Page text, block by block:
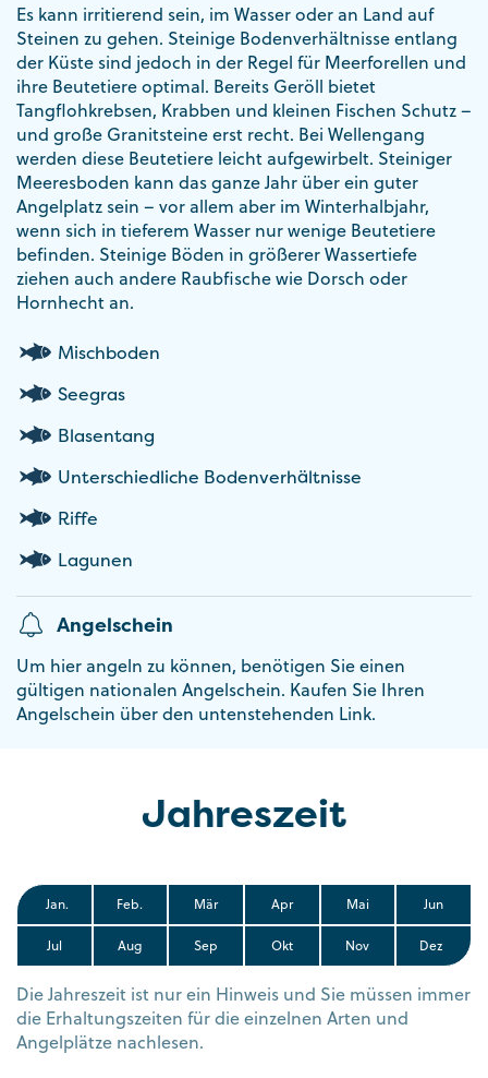
Es kann irritierend sein, im Wasser oder an Land auf
Steinen zu gehen. Steinige Bodenverhältnisse entlang
der Küste sind jedoch in der Regel für Meerforellen und
ihre Beutetiere optimal. Bereits Geröll bietet
Tangflohkrebsen, Krabben und kleinen Fischen Schutz –
und große Granitsteine erst recht. Bei Wellengang
werden diese Beutetiere leicht aufgewirbelt. Steiniger
Meeresboden kann das ganze Jahr über ein guter
Angelplatz sein – vor allem aber im Winterhalbjahr,
wenn sich in tieferem Wasser nur wenige Beutetiere
befinden. Steinige Böden in größerer Wassertiefe
ziehen auch andere Raubfische wie Dorsch oder
Hornhecht an.
Mischboden
Seegras
Blasentang
Unterschiedliche Bodenverhältnisse
Riffe
Lagunen
Angelschein
Um hier angeln zu können, benötigen Sie einen
gültigen nationalen Angelschein. Kaufen Sie Ihren
Angelschein über den untenstehenden Link.
Jahreszeit
Jan. Feb. Mär Apr Mai Jun
Jul Aug Sep Okt Nov Dez
Die Jahreszeit ist nur ein Hinweis und Sie müssen immer
die Erhaltungszeiten für die einzelnen Arten und
Angelplätze nachlesen.